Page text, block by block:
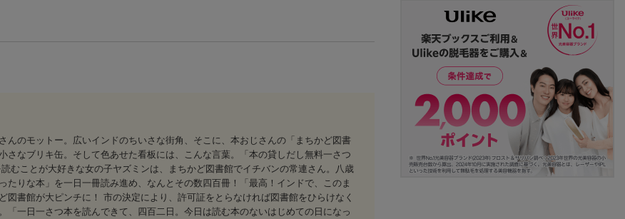
のモットー。広いインドのちいさな街角、そこに、本おじさんの「まちかど図書
なブリキ缶。そして色あせた看板には、こんな言葉。「本の貸しだし無料一さつ
ことが大好きな女の子ヤズミンは、まちかど図書館でイチバンの常連さん。八歳
りな本」を一日一冊読み進め、なんとその数四百冊！「最高！インドで、このま
書館が大ピンチに！ 市の決定により、許可証をとらなければ図書館をひらけなく
一日一さつ本を読んできて、四百二日。今日は読む本のないはじめての日になっ